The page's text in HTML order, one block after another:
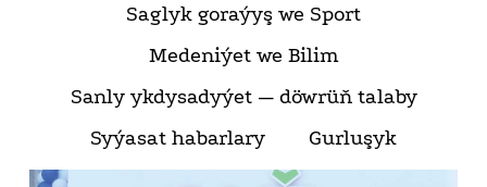
Saglyk goraýyş we Sport
Medeniýet we Bilim
Sanly ykdysadyýet — döwrüň talaby
Syýasat habarlary
Gurluşyk